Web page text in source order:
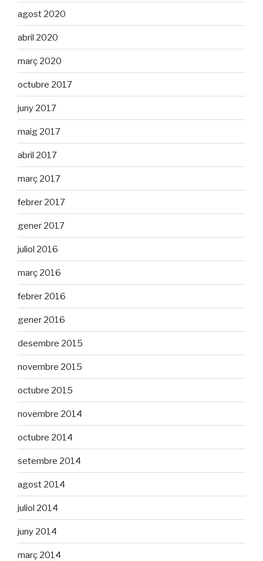
agost 2020
abril 2020
març 2020
octubre 2017
juny 2017
maig 2017
abril 2017
març 2017
febrer 2017
gener 2017
juliol 2016
març 2016
febrer 2016
gener 2016
desembre 2015
novembre 2015
octubre 2015
novembre 2014
octubre 2014
setembre 2014
agost 2014
juliol 2014
juny 2014
març 2014